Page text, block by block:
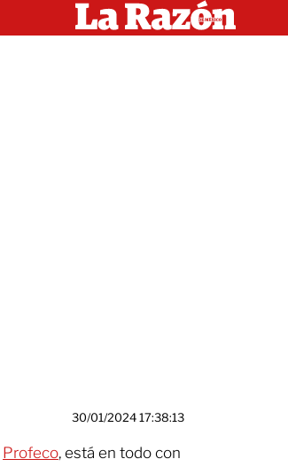
30/01/2024 17:38:13
Profeco, está en todo con